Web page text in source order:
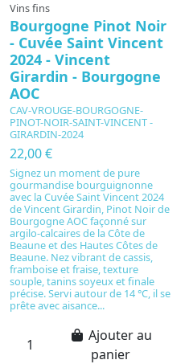
Vins fins
Bourgogne Pinot Noir
- Cuvée Saint Vincent
2024 - Vincent
Girardin - Bourgogne
AOC
CAV-VROUGE-BOURGOGNE-
PINOT-NOIR-SAINT-VINCENT -
GIRARDIN-2024
22,00 €
Signez un moment de pure
gourmandise bourguignonne
avec la Cuvée Saint Vincent 2024
de Vincent Girardin, Pinot Noir de
Bourgogne AOC façonné sur
argilo-calcaires de la Côte de
Beaune et des Hautes Côtes de
Beaune. Nez vibrant de cassis,
framboise et fraise, texture
souple, tanins soyeux et finale
précise. Servi autour de 14 °C, il se
prête avec aisance...
Ajouter au
panier